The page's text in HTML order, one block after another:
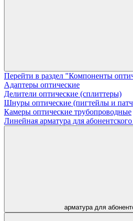
Перейти в раздел "Компоненты
Адаптеры оптические
Делители оптические (сплиттеры)
Шнуры оптические (пигтейлы и
Камеры оптические трубопроводные
Линейная арматура для
арматура для